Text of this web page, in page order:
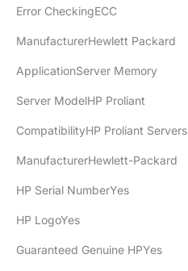
Error CheckingECC
ManufacturerHewlett Packard
ApplicationServer Memory
Server ModelHP Proliant
CompatibilityHP Proliant Servers
ManufacturerHewlett-Packard
HP Serial NumberYes
HP LogoYes
Guaranteed Genuine HPYes